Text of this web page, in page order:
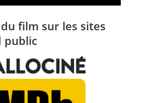
du film sur les sites
public